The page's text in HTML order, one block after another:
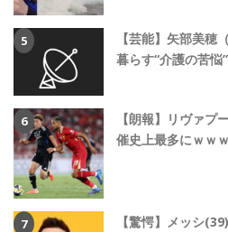
【芸能】矢部美穂
暮らす“介護の苦悩”
【朗報】リヴァプ
催史上最多にｗｗ
【驚愕】メッシ